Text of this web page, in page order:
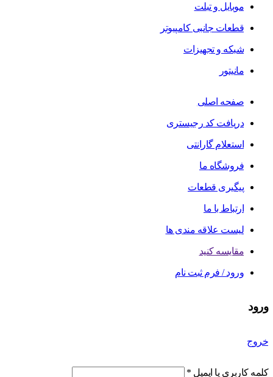
موبایل و تبلت
قطعات جانبی کامپیوتر
شبکه و تجهیزات
مانیتور
صفحه اصلی
دریافت کد رجیستری
استعلام گارانتی
فروشگاه ما
پیگیری قطعات
ارتباط با ما
لیست علاقه مندی ها
مقایسه کنید
ورود / فرم ثبت نام
ورود
خروج
کلمه کاربری یا ایمیل *